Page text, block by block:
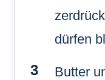
dürfen
Butter